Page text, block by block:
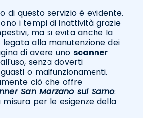
di questo servizio è evidente.
i tempi di inattività grazie
ma si evita anche la
legata alla manutenzione dei
di avere uno scanner
senza doverti
o malfunzionamenti.
ciò che offre
San Marzano sul Sarno:
misura per le esigenze della